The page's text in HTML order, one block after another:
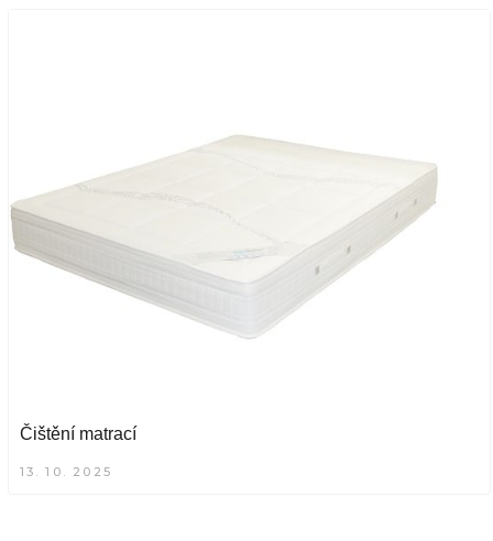
Čištění matrací
13. 10. 2025